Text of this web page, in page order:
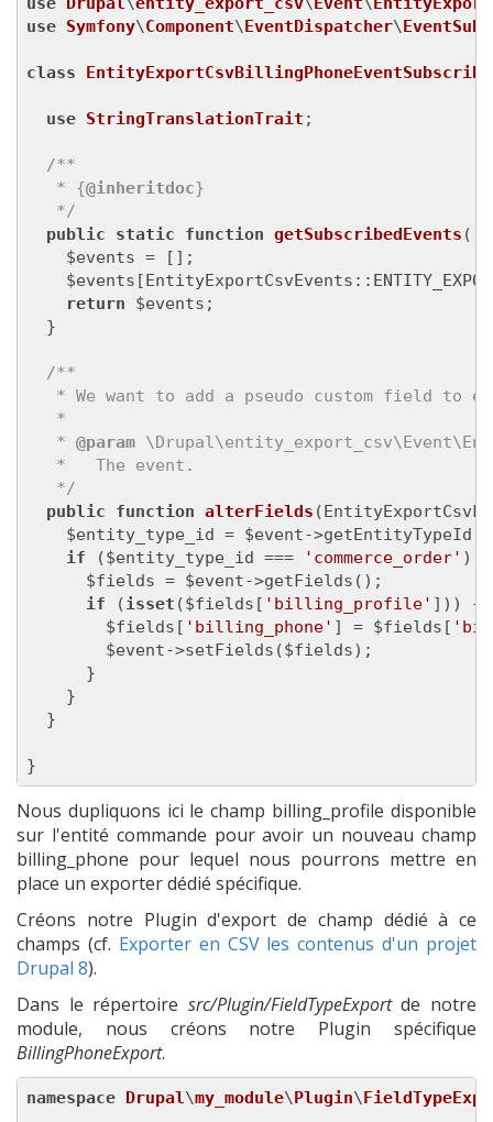
use Symfony\Component\EventDispatcher\
class
use StringTranslationTrait ;
/**
   * {
@inheritdoc}
   */
public
static function getSubscribedEvents ()
    $events = [];
return $events;
  }
/**
* We want to add a pseudo custom field to
   *
   *
@param
   *   The event.
   */
public
function alterFields
$entity_type_id = $event-
if ($entity_type_id === 'commerce_order' ) {
      $fields = $event->getFields();
if (isset ($fields[ 'billing_profile' ])) {
        $fields[
'billing_phone' ] = $fields[
        $event->setFields($fields);
      }
    }
  }
Nous dupliquons ici le champ billing_profile disponible
sur l'entité commande pour avoir un nouveau champ
billing_phone pour lequel nous pourrons mettre en
place un exporter dédié spécifique.
Créons notre Plugin d'export de champ dédié à ce
champs (cf. Exporter en CSV les contenus d'un projet
Drupal 8).
Dans le répertoire src/Plugin/FieldTypeExportde notre
module, nous créons notre Plugin spécifique
BillingPhoneExport.
namespace Drupal\my_module\Plugin\